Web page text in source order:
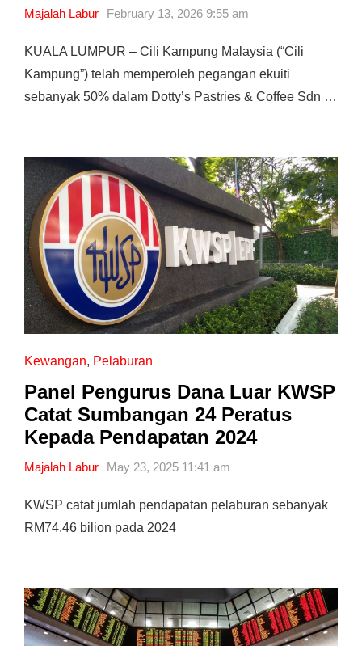
Majalah Labur February 13, 2026 9:55 am
KUALA LUMPUR – Cili Kampung Malaysia (“Cili
Kampung”) telah memperoleh pegangan ekuiti
sebanyak 50% dalam Dotty’s Pastries & Coffee Sdn …
Kewangan, Pelaburan
Panel Pengurus Dana Luar KWSP
Catat Sumbangan 24 Peratus
Kepada Pendapatan 2024
Majalah Labur May 23, 2025 11:41 am
KWSP catat jumlah pendapatan pelaburan sebanyak
RM74.46 bilion pada 2024